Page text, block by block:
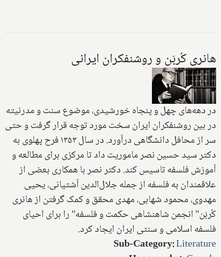
هانری کُربَن و روشنفکران ایرانی
در دهه‌های چهل و پنجاه خورشیدی، موضوع سنت و مدرنیته
در بین روشنفکران ایران سخت مورد توجه قرار گرفت و حتی
سر از محافل دانشگاهی درآورد. در سال ۱۳۵۳ فرح پهلوی به
دکتر سید حسین نصر ماموریت داد تا مرکزی برای مطالعه و
آموزش فلسفه تاسیس کند. دکتر نصر با همکاری بعضی از
علاقمندان به فلسفه از جمله جلال‌الدین آشتیانی، یحیی
مهدوی، محمود شهابی، مهدی محقق و کمک گرفتن از هانری
کُربَن‌" انجمن شاهنشاهی حکمت و فلسفه" را برای احیای
فلسفه اسلامی و سنتی ایران ایجاد کرد.
Sub-Category:Literature